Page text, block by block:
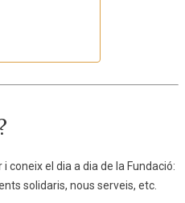
el dia a dia de la Fundació:
solidaris, nous serveis, etc.